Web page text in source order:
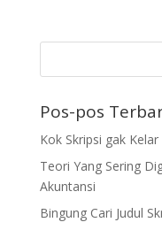
Pos-pos
Kok Skripsi gak Kelar
Teori Yang Sering
Akuntansi
Bingung Cari Judul